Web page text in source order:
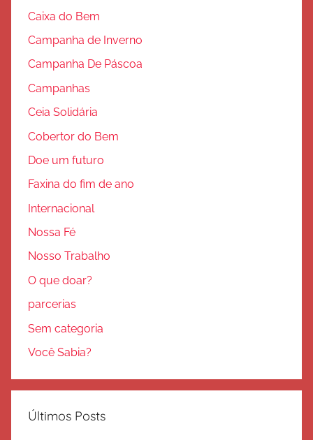
Caixa do Bem
Campanha de Inverno
Campanha De Páscoa
Campanhas
Ceia Solidária
Cobertor do Bem
Doe um futuro
Faxina do fim de ano
Internacional
Nossa Fé
Nosso Trabalho
O que doar?
parcerias
Sem categoria
Você Sabia?
Últimos Posts